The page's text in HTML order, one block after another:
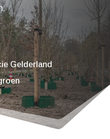
Gelderland